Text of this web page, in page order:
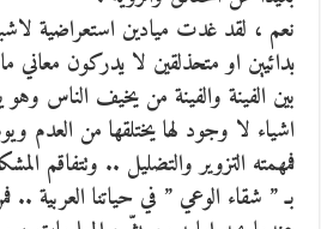
نعم ، لقد غدت ميادين استعراضية
بدائيين او متحذلقين لا يدركون معاني
بين الفينة والفينة من يخيف الناس
اشياء لا وجود لها يختلقها من العدم
فمهمته التزوير والتضليل .. وتتفاقم
بـ ” شقاء الوعي ” في حياتنا العربية ..